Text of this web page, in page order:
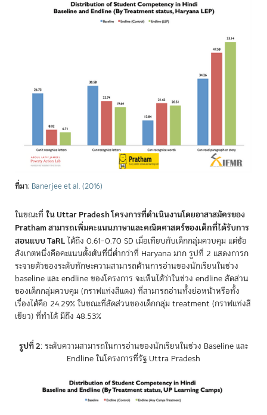
ที่มา: Banerjee et al. (2016)
ในขณะที่ ใน Uttar Pradesh โครงการที่ดำเนินงานโดยอาสาสมัครของ
Pratham สามารถเพิ่มคะแนนภาษาและคณิตศาสตร์ของเด็กที่ได้รับการ
สอนแบบ TaRLได้ถึง 0.61–0.70 SD เมื่อเทียบกับเด็กกลุ่มควบคุม แต่ข้อ
สังเกตหนึ่งคือคะแนนตั้งต้นที่นี่ต่ำกว่าที่ Haryana มาก รูปที่ 2 แสดงการก
ระจายตัวของระดับทักษะความสามารถด้านการอ่านของนักเรียนในช่วง
baseline และ endline ของโครงการ จะเห็นได้ว่าในช่วง endline สัดส่วน
ของเด็กกลุ่มควบคุม (กราฟแท่งสีแดง) ที่สามารถอ่านทั้งย่อหน้าหรือทั้ง
เรื่องได้คือ 24.29% ในขณะที่สัดส่วนของเด็กกลุ่ม treatment (กราฟแท่งสี
เขียว) ที่ทำได้ มีถึง 48.53%
รูปที่ 2: ระดับความสามารถในการอ่านของนักเรียนในช่วง Baseline และ
Endline ในโครงการที่รัฐ Uttra Pradesh